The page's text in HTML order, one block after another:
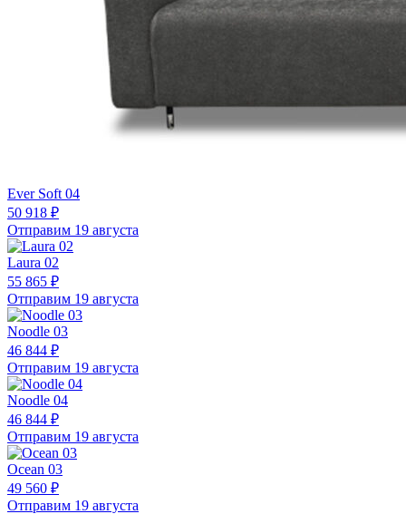
Ever Soft 04
50 918 ₽
Отправим 19 августа
Laura 02
55 865 ₽
Отправим 19 августа
Noodle 03
46 844 ₽
Отправим 19 августа
Noodle 04
46 844 ₽
Отправим 19 августа
Ocean 03
49 560 ₽
Отправим 19 августа